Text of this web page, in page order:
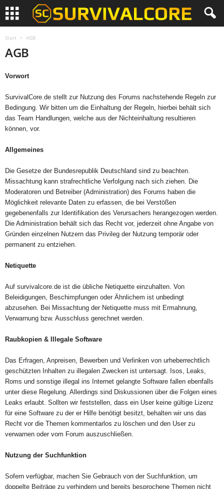
Start AGB
AGB
Vorwort
SurvivalCore.de stellt zur Nutzung des Forums nachstehende Regeln zur
Bedingung. Wir bitten um die Einhaltung der Regeln, hierbei behält sich
das Team Handlungen, welche aus der Nichteinhaltung resultieren
können, vor.
Allgemeines
Die Gesetze der Bundesrepublik Deutschland sind zu beachten.
Missachtung kann strafrechtliche Verfolgung nach sich ziehen. Die
Moderatoren und Betreiber (Administration) des Forums haben die
Möglichkeit relevante Daten zu erfassen, die bei Verstößen
gegebenenfalls zur Identifikation des Verursachers herangezogen werden.
Die Administration behält sich das Recht vor, jederzeit ohne Angabe von
Gründen einzelnen Nutzern das Privileg der Nutzung temporär oder
permanent zu entziehen.
Netiquette
Auf survivalcore.de ist die übliche Netiquette einzuhalten. Von
Beleidigungen, Beschimpfungen oder Ähnlichem ist unbedingt
abzusehen. Bei Missachtung der Netiquette muss mit Ermahnung,
Verwarnung bzw. Ausschluss gerechnet werden.
Raubkopien & Illegale Software
Das Erfragen, Anpreisen, Bewerben und Verlinken von urheberrechtlich
geschützten Inhalten zu illegalen Zwecken ist untersagt. Isos, Leaks,
Roms und sonstige illegal ins Internet gelangte Software fallen ebenfalls
unter diese Regelung. Allerdings sind Diskussionen über die Folgen eines
Leaks erlaubt. Sollten wir feststellen, dass ein User keine gültige Lizenz
für eine Software zu der er Hilfe benötigt besitzt, behalten wir uns das
Recht vor die Themen kommentarlos zu löschen und den User zu
verwarnen oder vom Forum auszuschließen.
Nutzung der Suchfunktion
Sofern verfügbar, machen Sie Gebrauch von der Suchfunktion, um
doppelte Beiträge zu verhindern und bereits besprochene Themen nicht